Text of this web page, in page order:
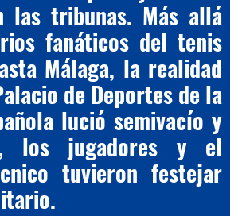
las tribunas. Más allá
fanáticos del tenis
Málaga, la realidad
de Deportes de la
lució semivacío y
los jugadores y el
tuvieron festejar